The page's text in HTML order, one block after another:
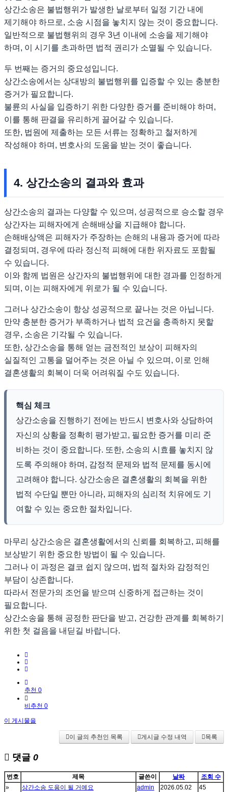
상간소송은 불법행위가 발생한 날로부터 일정 기간 내에
제기해야 하므로, 소송 시점을 놓치지 않는 것이 중요합니다.
일반적으로 불법행위의 경우 3년 이내에 소송을 제기해야
하며, 이 시기를 초과하면 법적 권리가 소멸될 수 있습니다.
두 번째는 증거의 중요성입니다.
상간소송에서는 상대방의 불법행위를 입증할 수 있는 충분한
증거가 필요합니다.
불륜의 사실을 입증하기 위한 다양한 증거를 준비해야 하며,
이를 통해 판결을 유리하게 끌어갈 수 있습니다.
또한, 법원에 제출하는 모든 서류는 정확하고 철저하게
작성해야 하며, 변호사의 도움을 받는 것이 좋습니다.
4. 상간소송의 결과와 효과
상간소송의 결과는 다양할 수 있으며, 성공적으로 승소할 경우
상간자는 피해자에게 손해배상을 지급해야 합니다.
손해배상액은 피해자가 주장하는 손해의 내용과 증거에 따라
결정되며, 경우에 따라 정신적 피해에 대한 위자료도 포함될
수 있습니다.
이와 함께 법원은 상간자의 불법행위에 대한 경과를 인정하게
되며, 이는 피해자에게 위로가 될 수 있습니다.
그러나 상간소송이 항상 성공적으로 끝나는 것은 아닙니다.
만약 충분한 증거가 부족하거나 법적 요건을 충족하지 못할
경우, 소송은 기각될 수 있습니다.
또한, 상간소송을 통해 얻는 금전적인 보상이 피해자의
실질적인 고통을 덜어주는 것은 아닐 수 있으며, 이로 인해
결혼생활의 회복이 더욱 어려워질 수도 있습니다.
핵심 체크
상간소송을 진행하기 전에는 반드시 변호사와 상담하여
자신의 상황을 정확히 평가받고, 필요한 증거를 미리 준
비하는 것이 중요합니다. 또한, 소송의 시효를 놓치지 않
도록 주의해야 하며, 감정적 문제와 법적 문제를 동시에
고려해야 합니다. 상간소송은 결혼생활의 회복을 위한
법적 수단일 뿐만 아니라, 피해자의 심리적 치유에도 기
여할 수 있는 중요한 절차입니다.
마무리 상간소송은 결혼생활에서의 신뢰를 회복하고, 피해를
보상받기 위한 중요한 방법이 될 수 있습니다.
그러나 이 과정은 결코 쉽지 않으며, 법적 절차와 감정적인
부담이 상존합니다.
따라서 전문가의 조언을 받으며 신중하게 접근하는 것이
필요합니다.
상간소송을 통해 공정한 판단을 받고, 건강한 관계를 회복하기
위한 첫 걸음을 내딛길 바랍니다.
추천 0
비추천 0
이 게시물을
이 글의 추천인 목록 게시글 수정 내역 목록
댓글 0
번호 제목 글쓴이 날짜
조회 수
»
상간소송 도움이 될 거예요 admin 2026.05.02
45